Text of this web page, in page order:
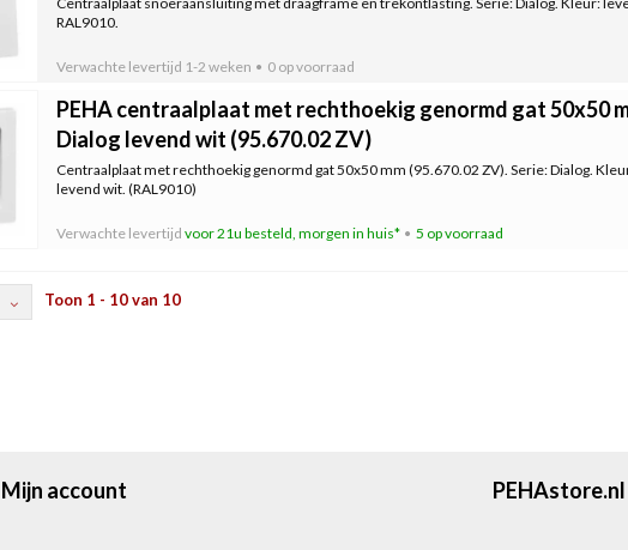
RAL9010.
Verwachte levertijd 1-2 weken 0 op voorraad
PEHA centraalplaat met rechthoekig genormd gat 50x50
Dialog levend wit (95.670.02 ZV)
Centraalplaat met rechthoekig genormd gat 50x50 mm (95.670.02 ZV). Serie: Dialog.
levend wit. (RAL9010)
Verwachte levertijd voor 21u besteld, morgen in huis* 5 op voorraad
Toon 1 - 10 van 10
Mijn account PEHAstore.nl